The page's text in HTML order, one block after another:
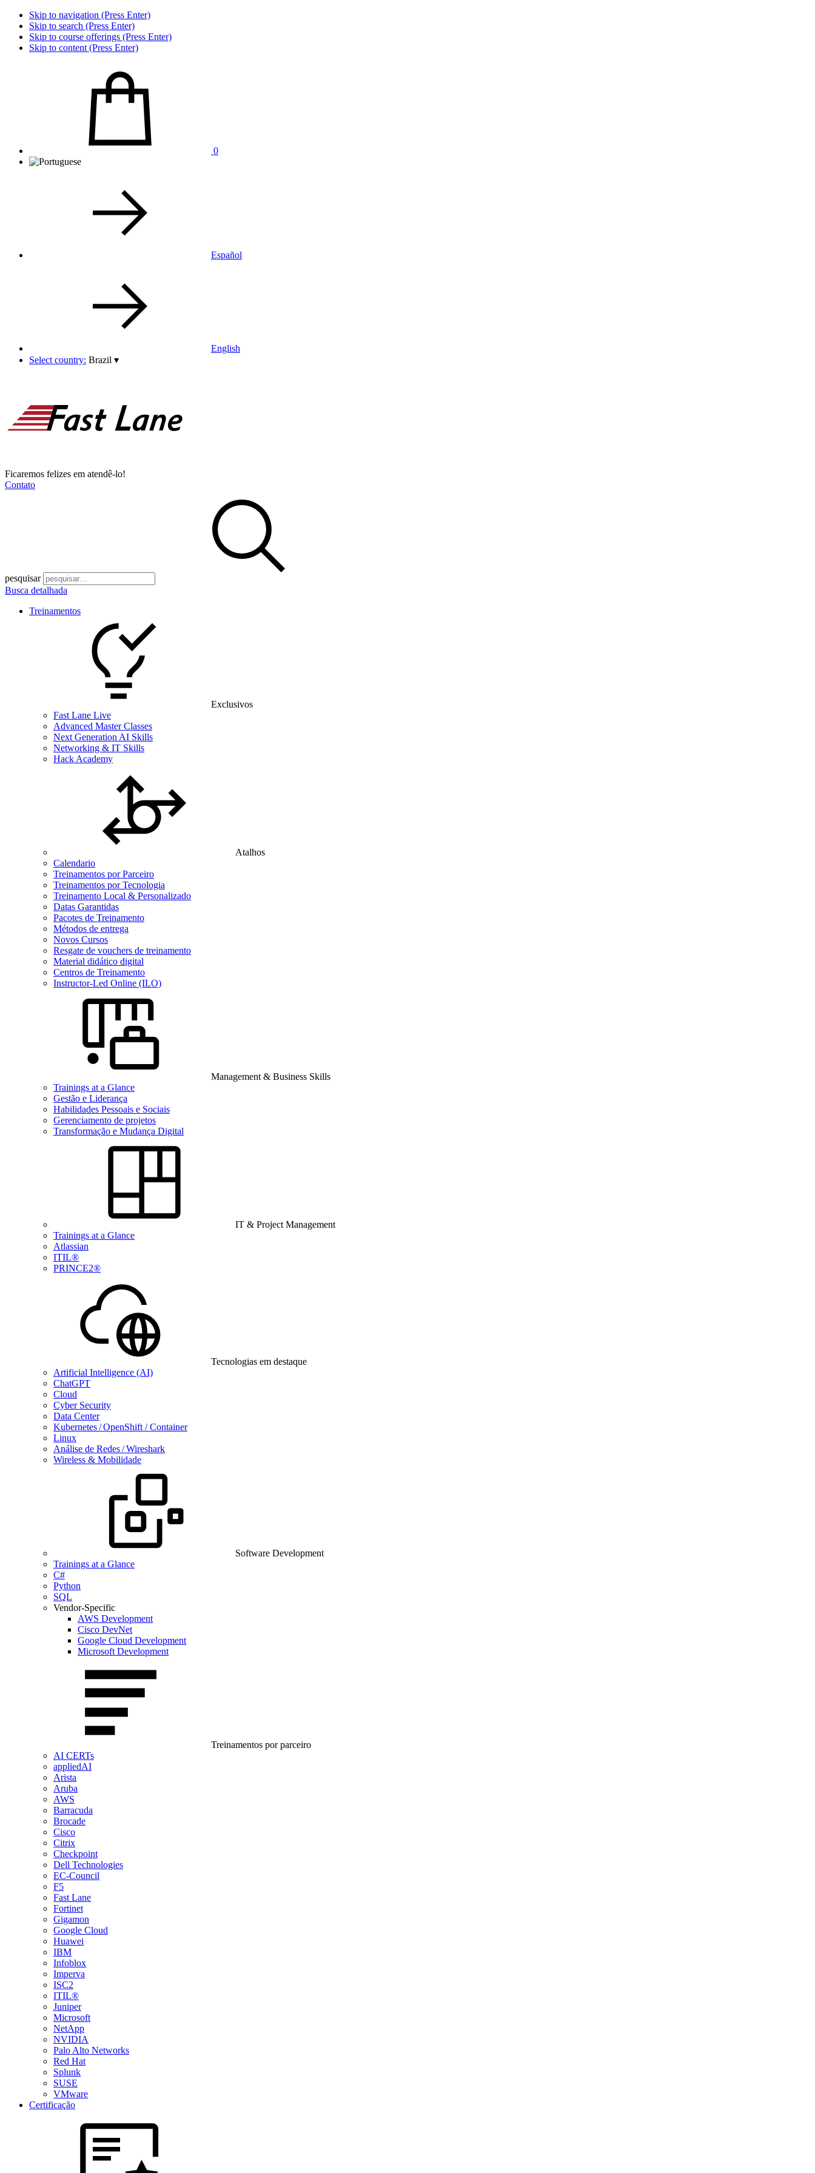
Skip to navigation (Press Enter)
Skip to search (Press Enter)
Skip to course offerings (Press Enter)
Skip to content (Press Enter)
0
Español
English
Select country: Brazil ▾
Ficaremos felizes em atendê-lo!
Contato
pesquisar
Busca detalhada
Treinamentos
Exclusivos
Fast Lane Live
Advanced Master Classes
Next Generation AI Skills
Networking & IT Skills
Hack Academy
Atalhos
Calendario
Treinamentos por Parceiro
Treinamentos por Tecnologia
Treinamento Local & Personalizado
Datas Garantidas
Pacotes de Treinamento
Métodos de entrega
Novos Cursos
Resgate de vouchers de treinamento
Material didático digital
Centros de Treinamento
Instructor-Led Online (ILO)
Management & Business Skills
Trainings at a Glance
Gestão e Liderança
Habilidades Pessoais e Sociais
Gerenciamento de projetos
Transformação e Mudança Digital
IT & Project Management
Trainings at a Glance
Atlassian
ITIL®
PRINCE2®
Tecnologias em destaque
Artificial Intelligence (AI)
ChatGPT
Cloud
Cyber Security
Data Center
Kubernetes / OpenShift / Container
Linux
Análise de Redes / Wireshark
Wireless & Mobilidade
Software Development
Trainings at a Glance
C#
Python
SQL
Vendor-Specific
AWS Development
Cisco DevNet
Google Cloud Development
Microsoft Development
Treinamentos por parceiro
AI CERTs
appliedAI
Arista
Aruba
AWS
Barracuda
Brocade
Cisco
Citrix
Checkpoint
Dell Technologies
EC-Council
F5
Fast Lane
Fortinet
Gigamon
Google Cloud
Huawei
IBM
Infoblox
Imperva
ISC2
ITIL®
Juniper
Microsoft
NetApp
NVIDIA
Palo Alto Networks
Red Hat
Splunk
SUSE
VMware
Certificação